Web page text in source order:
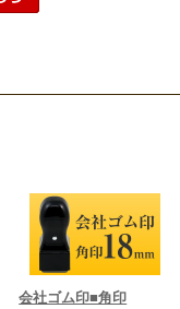
会社ゴム印■角印